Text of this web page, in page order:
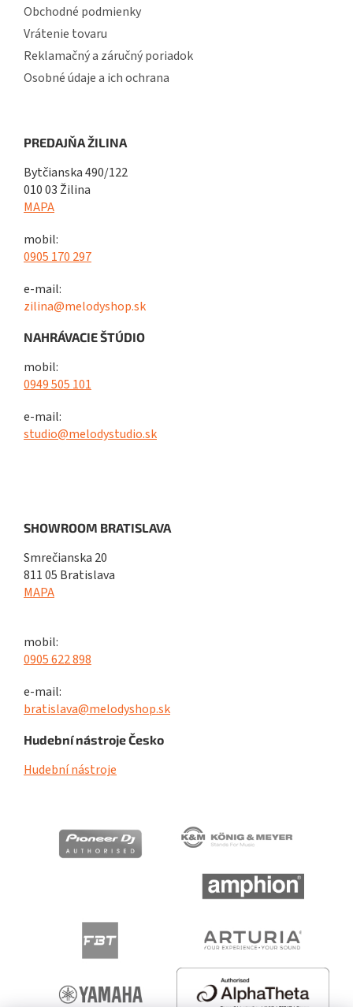
Obchodné podmienky
Vrátenie tovaru
Reklamačný a záručný poriadok
Osobné údaje a ich ochrana
PREDAJŇA ŽILINA
Bytčianska 490/122
010 03 Žilina
MAPA
mobil:
0905 170 297
e-mail:
zilina@melodyshop.sk
NAHRÁVACIE ŠTÚDIO
mobil:
0949 505 101
e-mail:
studio@melodystudio.sk
SHOWROOM BRATISLAVA
Smrečianska 20
811 05 Bratislava
MAPA
mobil:
0905 622 898
e-mail:
bratislava@melodyshop.sk
Hudební nástroje Česko
Hudební nástroje